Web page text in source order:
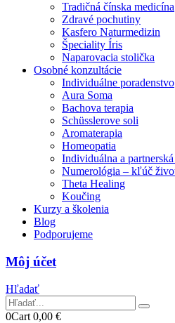
Tradičná čínska medicína
Zdravé pochutiny
Kasfero Naturmedizin
Špeciality Íris
Naparovacia stolička
Osobné konzultácie
Individuálne poradenstvo
Aura Soma
Bachova terapia
Schüsslerove soli
Aromaterapia
Homeopatia
Individuálna a
Numerológia – kľúč
Theta Healing
Koučing
Kurzy a školenia
Blog
Podporujeme
Môj účet
Hľadať
0Cart 0,00 €